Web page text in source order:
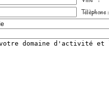
Télèphone :